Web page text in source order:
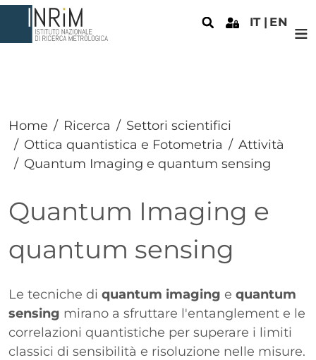
Salta al contenuto principale
IT EN
Home Ricerca
Settori scientifici
Ottica quantistica e Fotometria
Attività
Quantum Imaging e quantum sensing
Quantum Imaging e
quantum sensing
Paragrafo
Le tecniche di quantum imaging e quantum
sensing mirano a sfruttare l'entanglement e le
correlazioni quantistiche per superare i limiti
classici di sensibilità e risoluzione nelle misure.